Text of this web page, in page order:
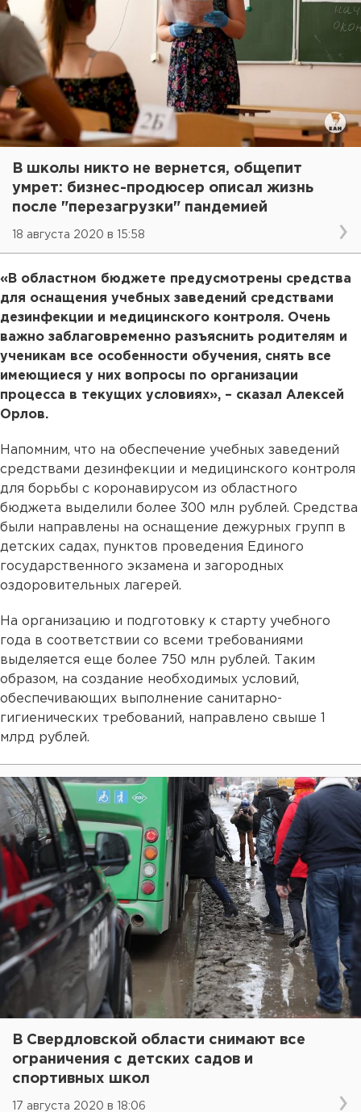
В школы никто не вернется, общепит
умрет: бизнес-продюсер описал жизнь
после "перезагрузки" пандемией
18 августа 2020 в 15:58
«В областном бюджете предусмотрены средства
для оснащения учебных заведений средствами
дезинфекции и медицинского контроля. Очень
важно заблаговременно разъяснить родителям и
ученикам все особенности обучения, снять все
имеющиеся у них вопросы по организации
процесса в текущих условиях», – сказал Алексей
Орлов.
Напомним, что на обеспечение учебных заведений
средствами дезинфекции и медицинского контроля
для борьбы с коронавирусом из областного
бюджета выделили более 300 млн рублей. Средства
были направлены на оснащение дежурных групп в
детских садах, пунктов проведения Единого
государственного экзамена и загородных
оздоровительных лагерей.
На организацию и подготовку к старту учебного
года в соответствии со всеми требованиями
выделяется еще более 750 млн рублей. Таким
образом, на создание необходимых условий,
обеспечивающих выполнение санитарно-
гигиенических требований, направлено свыше 1
млрд рублей.
В Свердловской области снимают все
ограничения с детских садов и
спортивных школ
17 августа 2020 в 18:06